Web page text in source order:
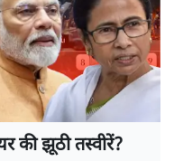
की झूठी तस्वीरें?